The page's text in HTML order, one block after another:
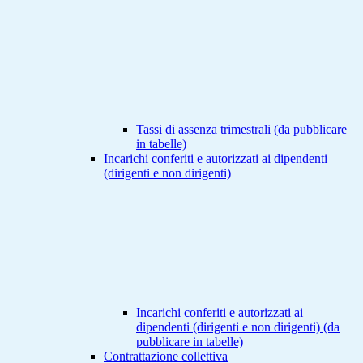
Tassi di assenza trimestrali (da pubblicare
in tabelle)
Incarichi conferiti e autorizzati ai dipendenti
(dirigenti e non dirigenti)
Incarichi conferiti e autorizzati ai
dipendenti (dirigenti e non dirigenti) (da
pubblicare in tabelle)
Contrattazione collettiva